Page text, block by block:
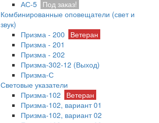
АС-5 Под заказ!
Комбинированные оповещатели (свет и
звук)
Призма - 200
Ветеран
Призма - 201
Призма - 202
Призма-302-12 (Выход)
Призма-С
Световые указатели
Призма-102
Ветеран
Призма-102, вариант 01
Призма-102, вариант 02